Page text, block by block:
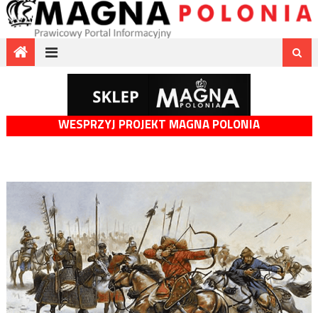
WESPRZYJ PROJEKT MAGNA POLONIA